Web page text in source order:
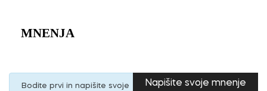
MNENJA
Napišite svoje mnenje
Bodite prvi in napišite svoje